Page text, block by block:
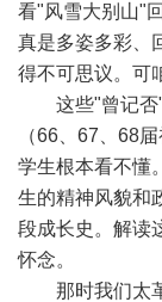
看"风雪大别山"
真是多姿多彩、
得不可思议。可
这些"曾记否"
（66、67、68
学生根本看不懂
生的精神风貌和
段成长史。解读
怀念。
那时我们太革